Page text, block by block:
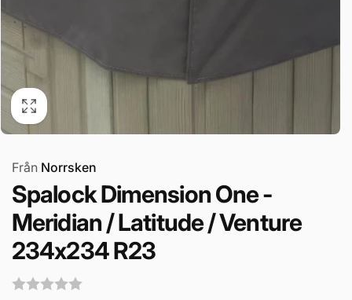
Från Norrsken
Spalock Dimension One -
Meridian / Latitude / Venture
234x234 R23